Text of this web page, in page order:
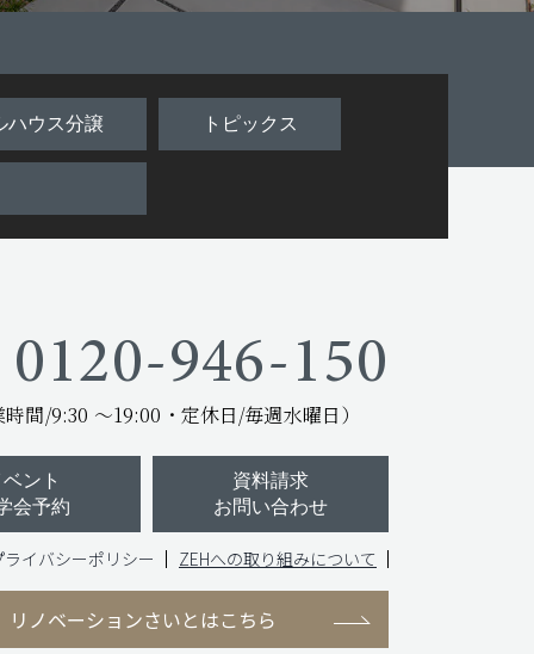
ハウス分譲 トピックス
0120-946-150
時間/9:30 ～19:00 ・定休日/毎週水曜日）
ント
会予約
資料請求
お問い合わせ
ライバシーポリシー ZEHへの取り組みについて
リノベーションさいとはこちら